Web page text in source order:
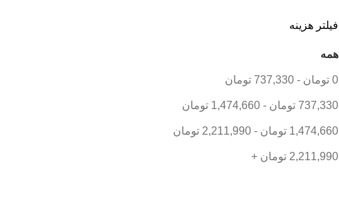
فیلتر هزینه
همه
0 تومان -
737,330 تومان
737,330 تومان -
1,474,660 تومان
1,474,660 تومان -
2,211,990 تومان
2,211,990 تومان +